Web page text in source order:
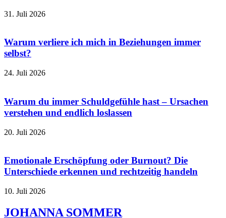
31. Juli 2026
Warum verliere ich mich in Beziehungen immer
selbst?
24. Juli 2026
Warum du immer Schuldgefühle hast – Ursachen
verstehen und endlich loslassen
20. Juli 2026
Emotionale Erschöpfung oder Burnout? Die
Unterschiede erkennen und rechtzeitig handeln
10. Juli 2026
JOHANNA SOMMER